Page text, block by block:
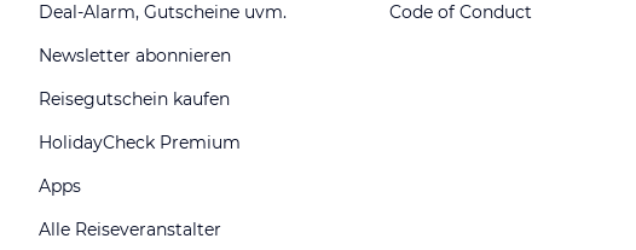
Deal-Alarm, Gutscheine uvm.
Newsletter abonnieren
Reisegutschein kaufen
HolidayCheck Premium
Apps
Alle Reiseveranstalter
Code of Conduct